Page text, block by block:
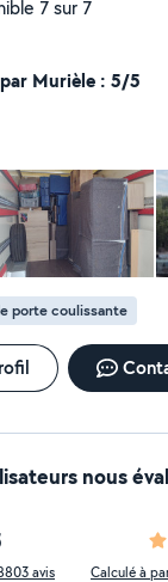
7 sur 7
Murièle : 5/5
porte coulissante
nous
avis Calculé à